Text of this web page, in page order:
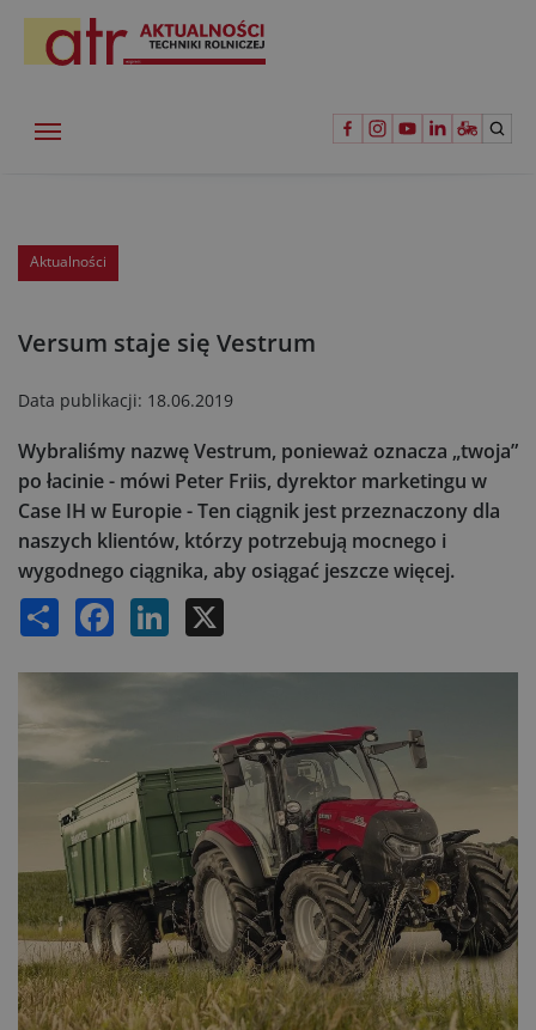
Aktualności
Versum staje się Vestrum
Data publikacji: 18.06.2019
Wybraliśmy nazwę Vestrum, ponieważ oznacza „twoja”
po łacinie - mówi Peter Friis, dyrektor marketingu w
Case IH w Europie - Ten ciągnik jest przeznaczony dla
naszych klientów, którzy potrzebują mocnego i
wygodnego ciągnika, aby osiągać jeszcze więcej.
Share Facebook LinkedIn